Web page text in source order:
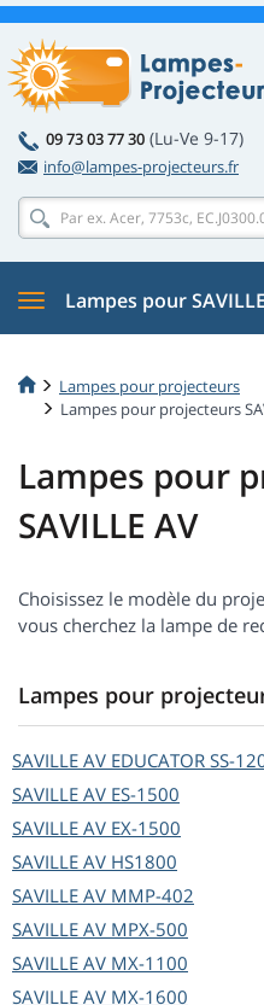
09 73 03 77 30 (Lu-Ve 9-17)
info@lampes-projecteurs.fr
Lampes pour
Lampes pour projecteurs
Lampes pour projecteurs
Lampes pour
SAVILLE AV
Choisissez le modèle du
vous cherchez la lampe de
Lampes pour
SAVILLE AV EDUCATOR SS-
SAVILLE AV ES-1500
SAVILLE AV EX-1500
SAVILLE AV HS1800
SAVILLE AV MMP-402
SAVILLE AV MPX-500
SAVILLE AV MX-1100
SAVILLE AV MX-1600